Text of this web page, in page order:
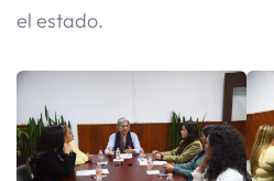
el estado.